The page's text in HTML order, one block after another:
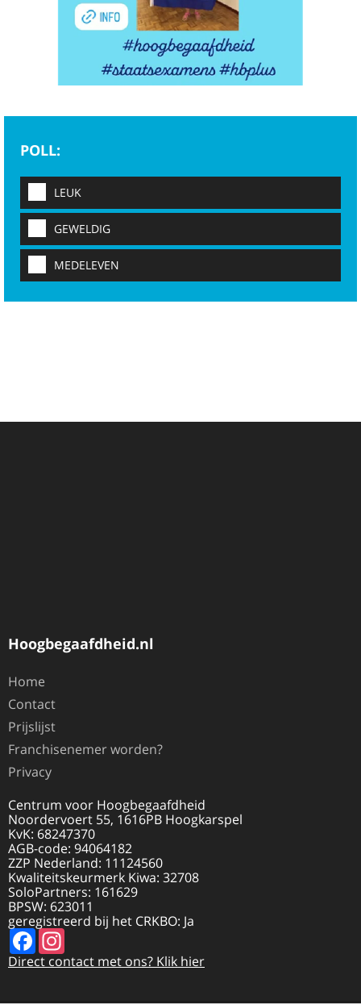
POLL:
LEUK
GEWELDIG
MEDELEVEN
Hoogbegaafdheid.nl
Home
Contact
Prijslijst
Franchisenemer worden?
Privacy
Centrum voor Hoogbegaafdheid
Noordervoert 55, 1616PB Hoogkarspel
KvK: 68247370
AGB-code: 94064182
ZZP Nederland: 11124560
Kwaliteitskeurmerk Kiwa: 32708
SoloPartners: 161629
BPSW: 623011
geregistreerd bij het CRKBO: Ja
FacebookInstagram
Direct contact met ons? Klik hier